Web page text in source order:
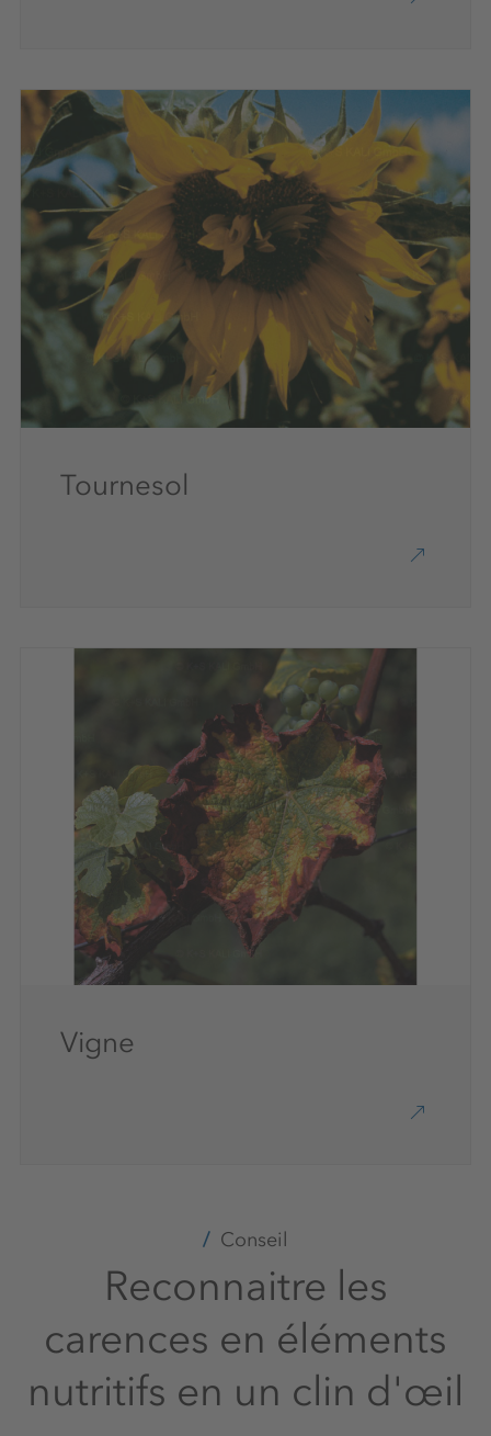
Tournesol
Vigne
Conseil
Reconnaitre les
carences en éléments
nutritifs en un clin d'œil